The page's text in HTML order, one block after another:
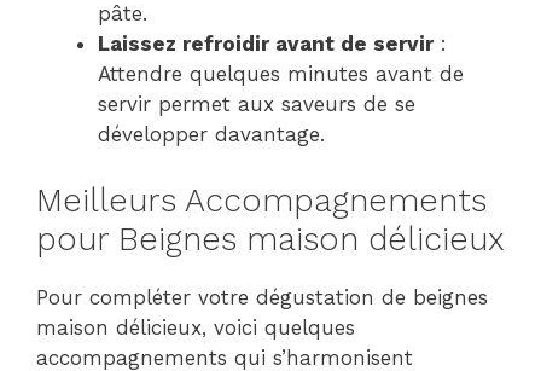
pâte.
Laissez refroidir avant de servir:
Attendre quelques minutes avant de
servir permet aux saveurs de se
développer davantage.
Meilleurs Accompagnements
pour Beignes maison délicieux
Pour compléter votre dégustation de beignes
maison délicieux, voici quelques
accompagnements qui s’harmonisent